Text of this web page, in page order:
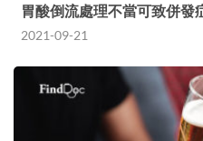
胃酸倒流處理不當可致併發
2021-09-21